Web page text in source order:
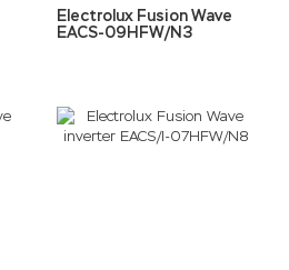
Electrolux Fusion Wave
EACS-09HFW/N3